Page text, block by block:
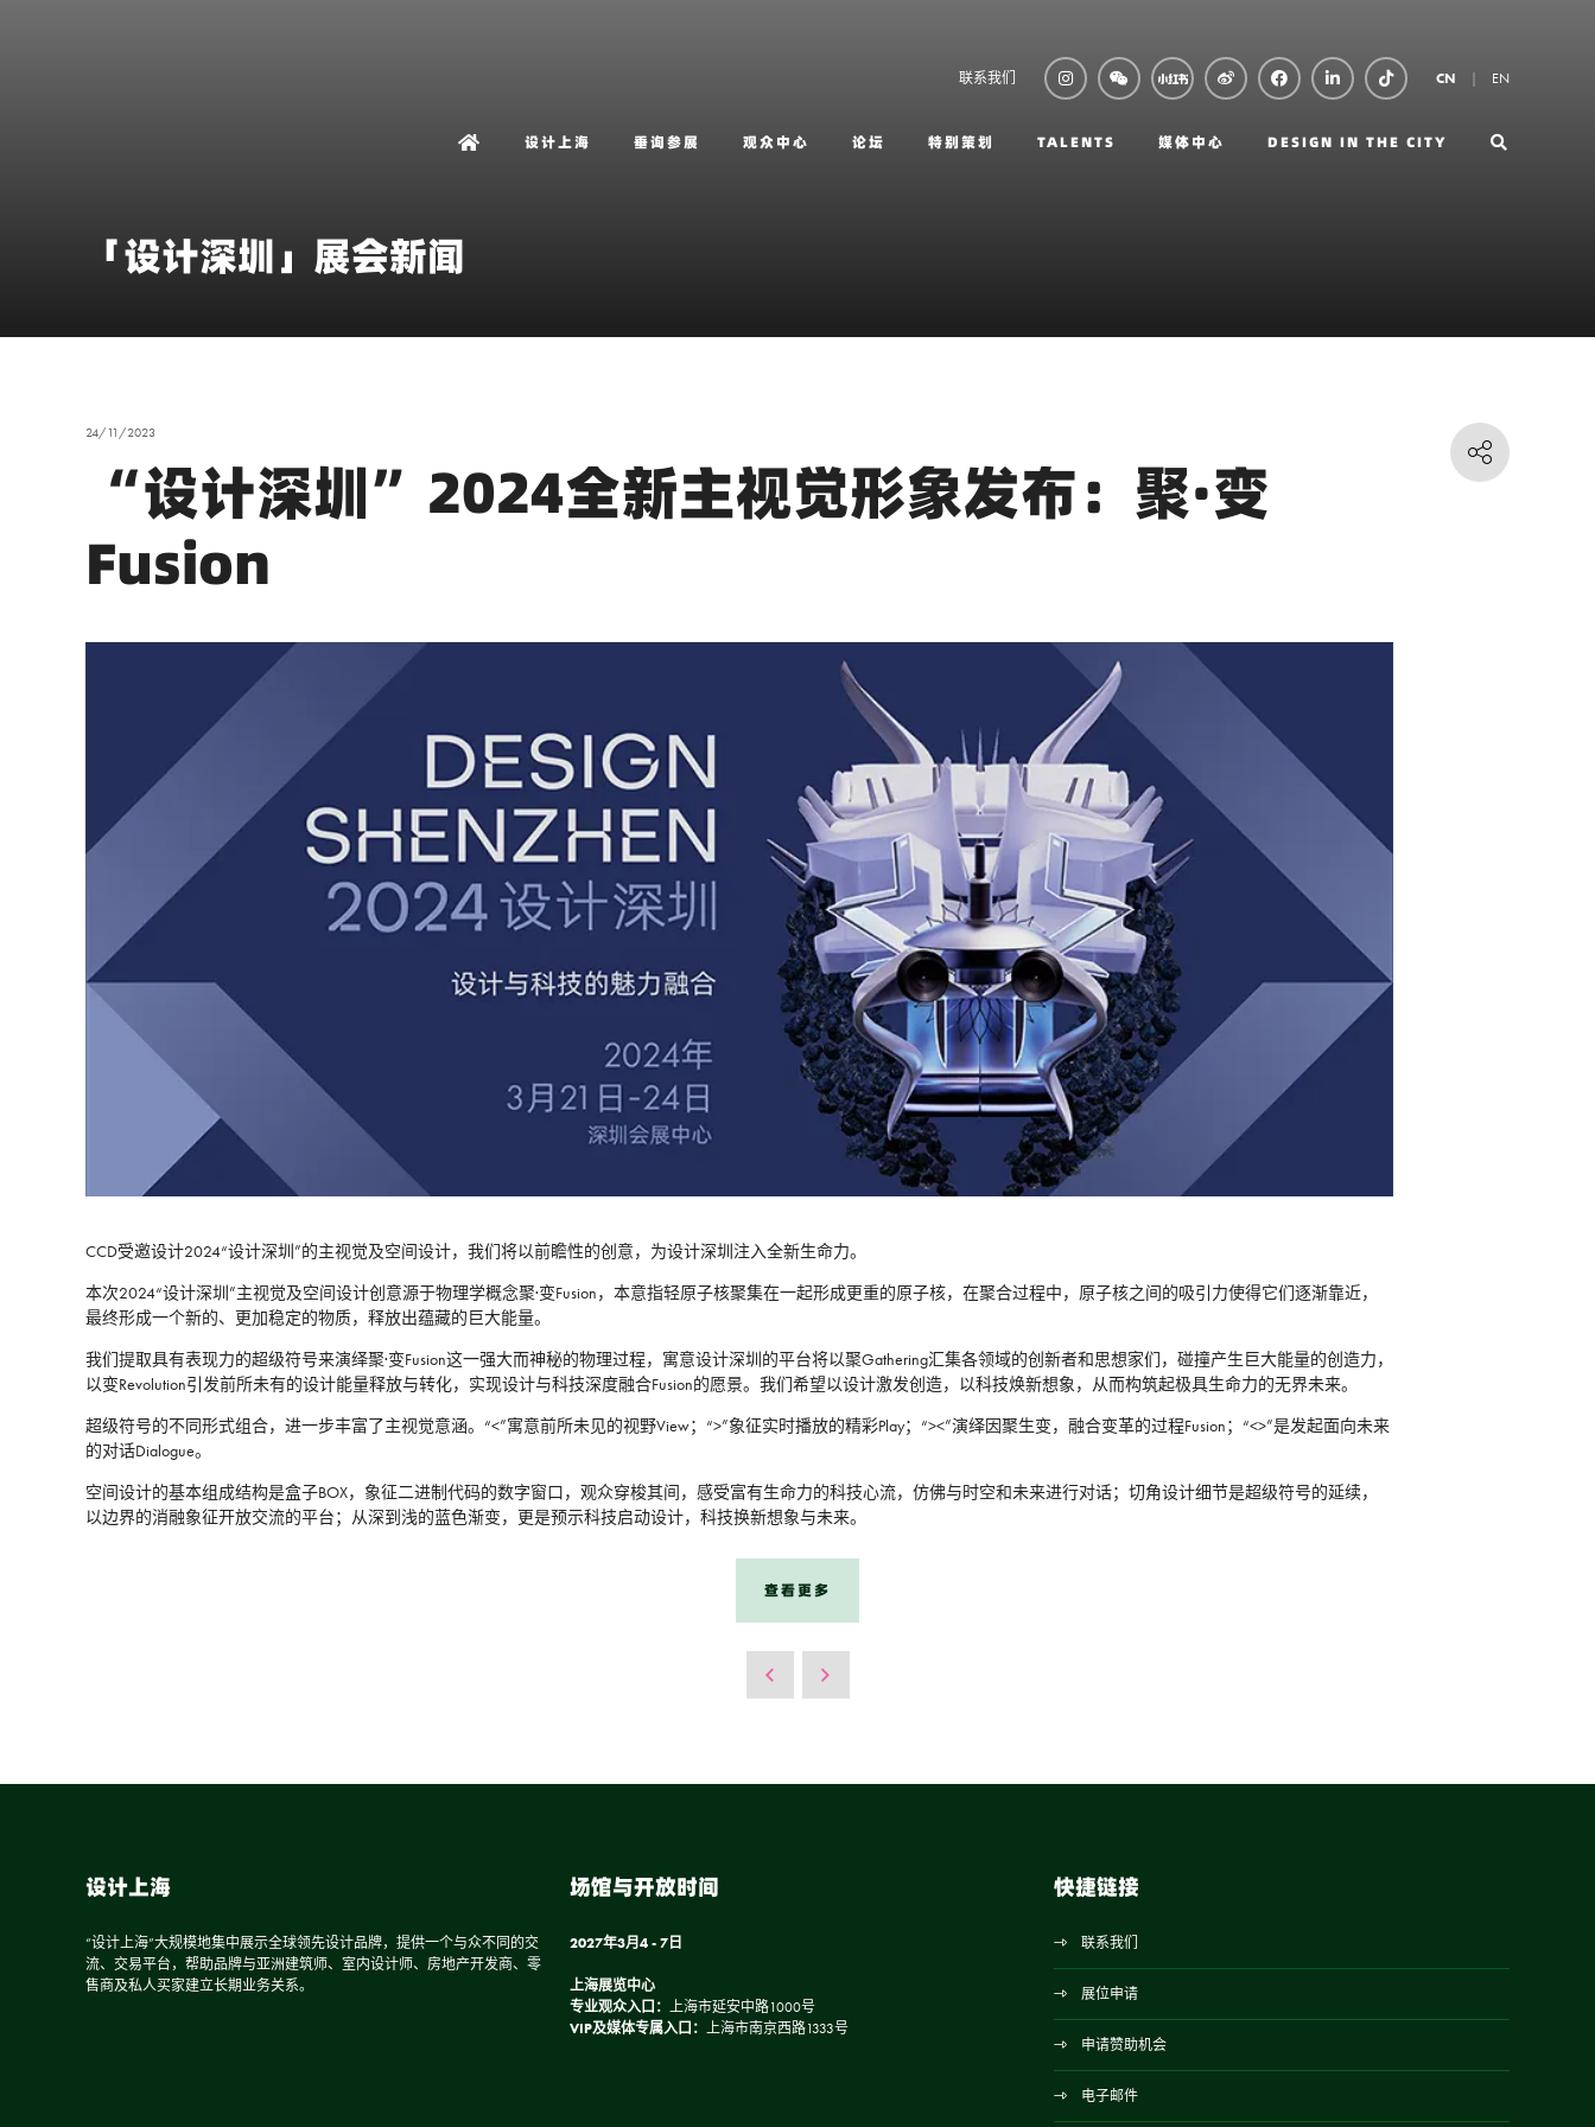
联系我们 CN EN
设计上海 垂询参展 观众中心 论坛 特别策划 TALENTS 媒体中心 DESIGN IN THE CITY
「设计深圳」展会新闻
24/11/2023
“设计深圳”2024全新主视觉形象发布：聚·变
Fusion
CCD受邀设计2024“设计深圳”的主视觉及空间设计，我们将以前瞻性的创意，为设计深圳注入全新生命力。
本次2024“设计深圳”主视觉及空间设计创意源于物理学概念聚·变Fusion，本意指轻原子核聚集在一起形成更重的原子核，在聚合过程中，原子核之间的吸引力使得它们逐渐靠近，
最终形成一个新的、更加稳定的物质，释放出蕴藏的巨大能量。
我们提取具有表现力的超级符号来演绎聚·变Fusion这一强大而神秘的物理过程，寓意设计深圳的平台将以聚Gathering汇集各领域的创新者和思想家们，碰撞产生巨大能量的创造力，
以变Revolution引发前所未有的设计能量释放与转化，实现设计与科技深度融合Fusion的愿景。我们希望以设计激发创造，以科技焕新想象，从而构筑起极具生命力的无界未来。
超级符号的不同形式组合，进一步丰富了主视觉意涵。“<”寓意前所未见的视野View；“>”象征实时播放的精彩Play；“><”演绎因聚生变，融合变革的过程Fusion；“<>”是发起面向未来
的对话Dialogue。
空间设计的基本组成结构是盒子BOX，象征二进制代码的数字窗口，观众穿梭其间，感受富有生命力的科技心流，仿佛与时空和未来进行对话；切角设计细节是超级符号的延续，
以边界的消融象征开放交流的平台；从深到浅的蓝色渐变，更是预示科技启动设计，科技换新想象与未来。
查看更多
设计上海
“设计上海”大规模地集中展示全球领先设计品牌，提供一个与众不同的交
流、交易平台，帮助品牌与亚洲建筑师、室内设计师、房地产开发商、零
售商及私人买家建立长期业务关系。
场馆与开放时间
2027年3月4 - 7日
上海展览中心
专业观众入口： 上海市延安中路1000号
VIP及媒体专属入口： 上海市南京西路1333号
快捷链接
联系我们
展位申请
申请赞助机会
电子邮件